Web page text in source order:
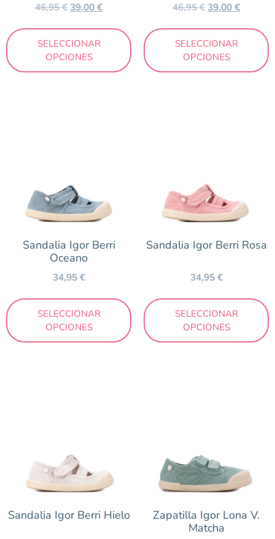
46,95€39,00€
SELECCIONAR
OPCIONES
46,95€39,00€
SELECCIONAR
OPCIONES
Sandalia Igor Berri
Oceano
34,95€
SELECCIONAR
OPCIONES
Sandalia Igor Berri Rosa
34,95€
SELECCIONAR
OPCIONES
Sandalia Igor Berri Hielo
Zapatilla Igor Lona V.
Matcha